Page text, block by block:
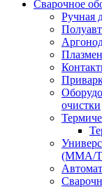
Сварочное
Ручная
очистки
(MMA/